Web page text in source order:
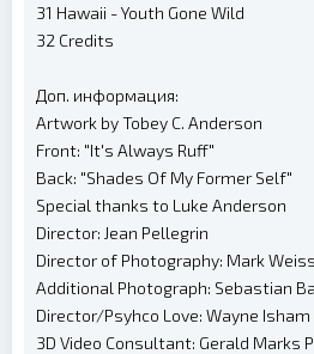
31 Hawaii - Youth Gone Wild
32 Credits
Доп. информация:
Artwork by Tobey C. Anderson
Front: "It's Always Ruff"
Back: "Shades Of My Former Self"
Special thanks to Luke Anderson
Director: Jean Pellegrin
Director of Photography: Mark Weiss
Additional Photograph: Sebastian
Director/Psyhco Love: Wayne Isham
3D Video Consultant: Gerald Marks